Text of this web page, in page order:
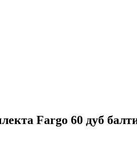
Fargo 60 дуб